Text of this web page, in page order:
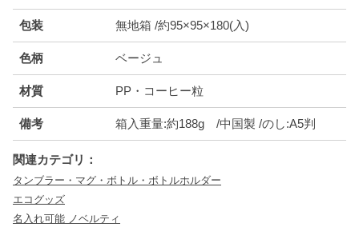
包装 無地箱 /約95×95×180(入)
色柄 ベージュ
材質 PP・コーヒー粒
備考 箱入重量:約188g /中国製 /のし:A5判
関連カテゴリ：
タンブラー・マグ・ボトル・ボトルホルダー
エコグッズ
名入れ可能 ノベルティ